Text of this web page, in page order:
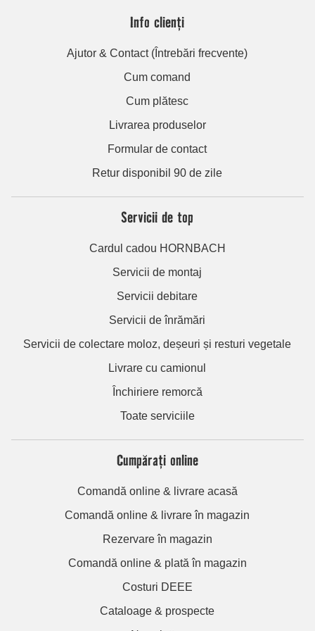
Info clienți
Ajutor & Contact (Întrebări frecvente)
Cum comand
Cum plătesc
Livrarea produselor
Formular de contact
Retur disponibil 90 de zile
Servicii de top
Cardul cadou HORNBACH
Servicii de montaj
Servicii debitare
Servicii de înrămări
Servicii de colectare moloz, deșeuri și resturi vegetale
Livrare cu camionul
Închiriere remorcă
Toate serviciile
Cumpărați online
Comandă online & livrare acasă
Comandă online & livrare în magazin
Rezervare în magazin
Comandă online & plată în magazin
Costuri DEEE
Cataloage & prospecte